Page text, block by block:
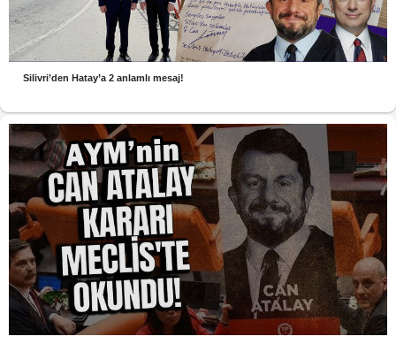
Silivri’den Hatay’a 2 anlamlı mesaj!